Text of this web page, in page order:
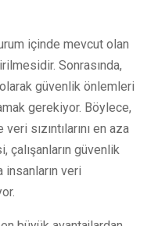
içinde mevcut olan
Sonrasında,
güvenlik önlemleri
gerekiyor. Böylece,
sızıntılarını en aza
çalışanların güvenlik
insanların veri